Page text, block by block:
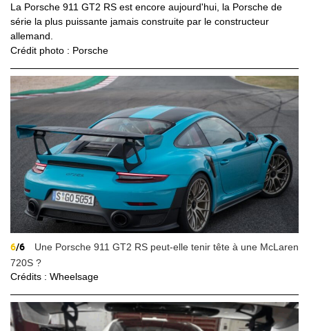
La Porsche 911 GT2 RS est encore aujourd'hui, la Porsche de
série la plus puissante jamais construite par le constructeur
allemand.
Crédit photo : Porsche
6/6
Une Porsche 911 GT2 RS peut-elle tenir tête à une McLaren
720S ?
Crédits : Wheelsage